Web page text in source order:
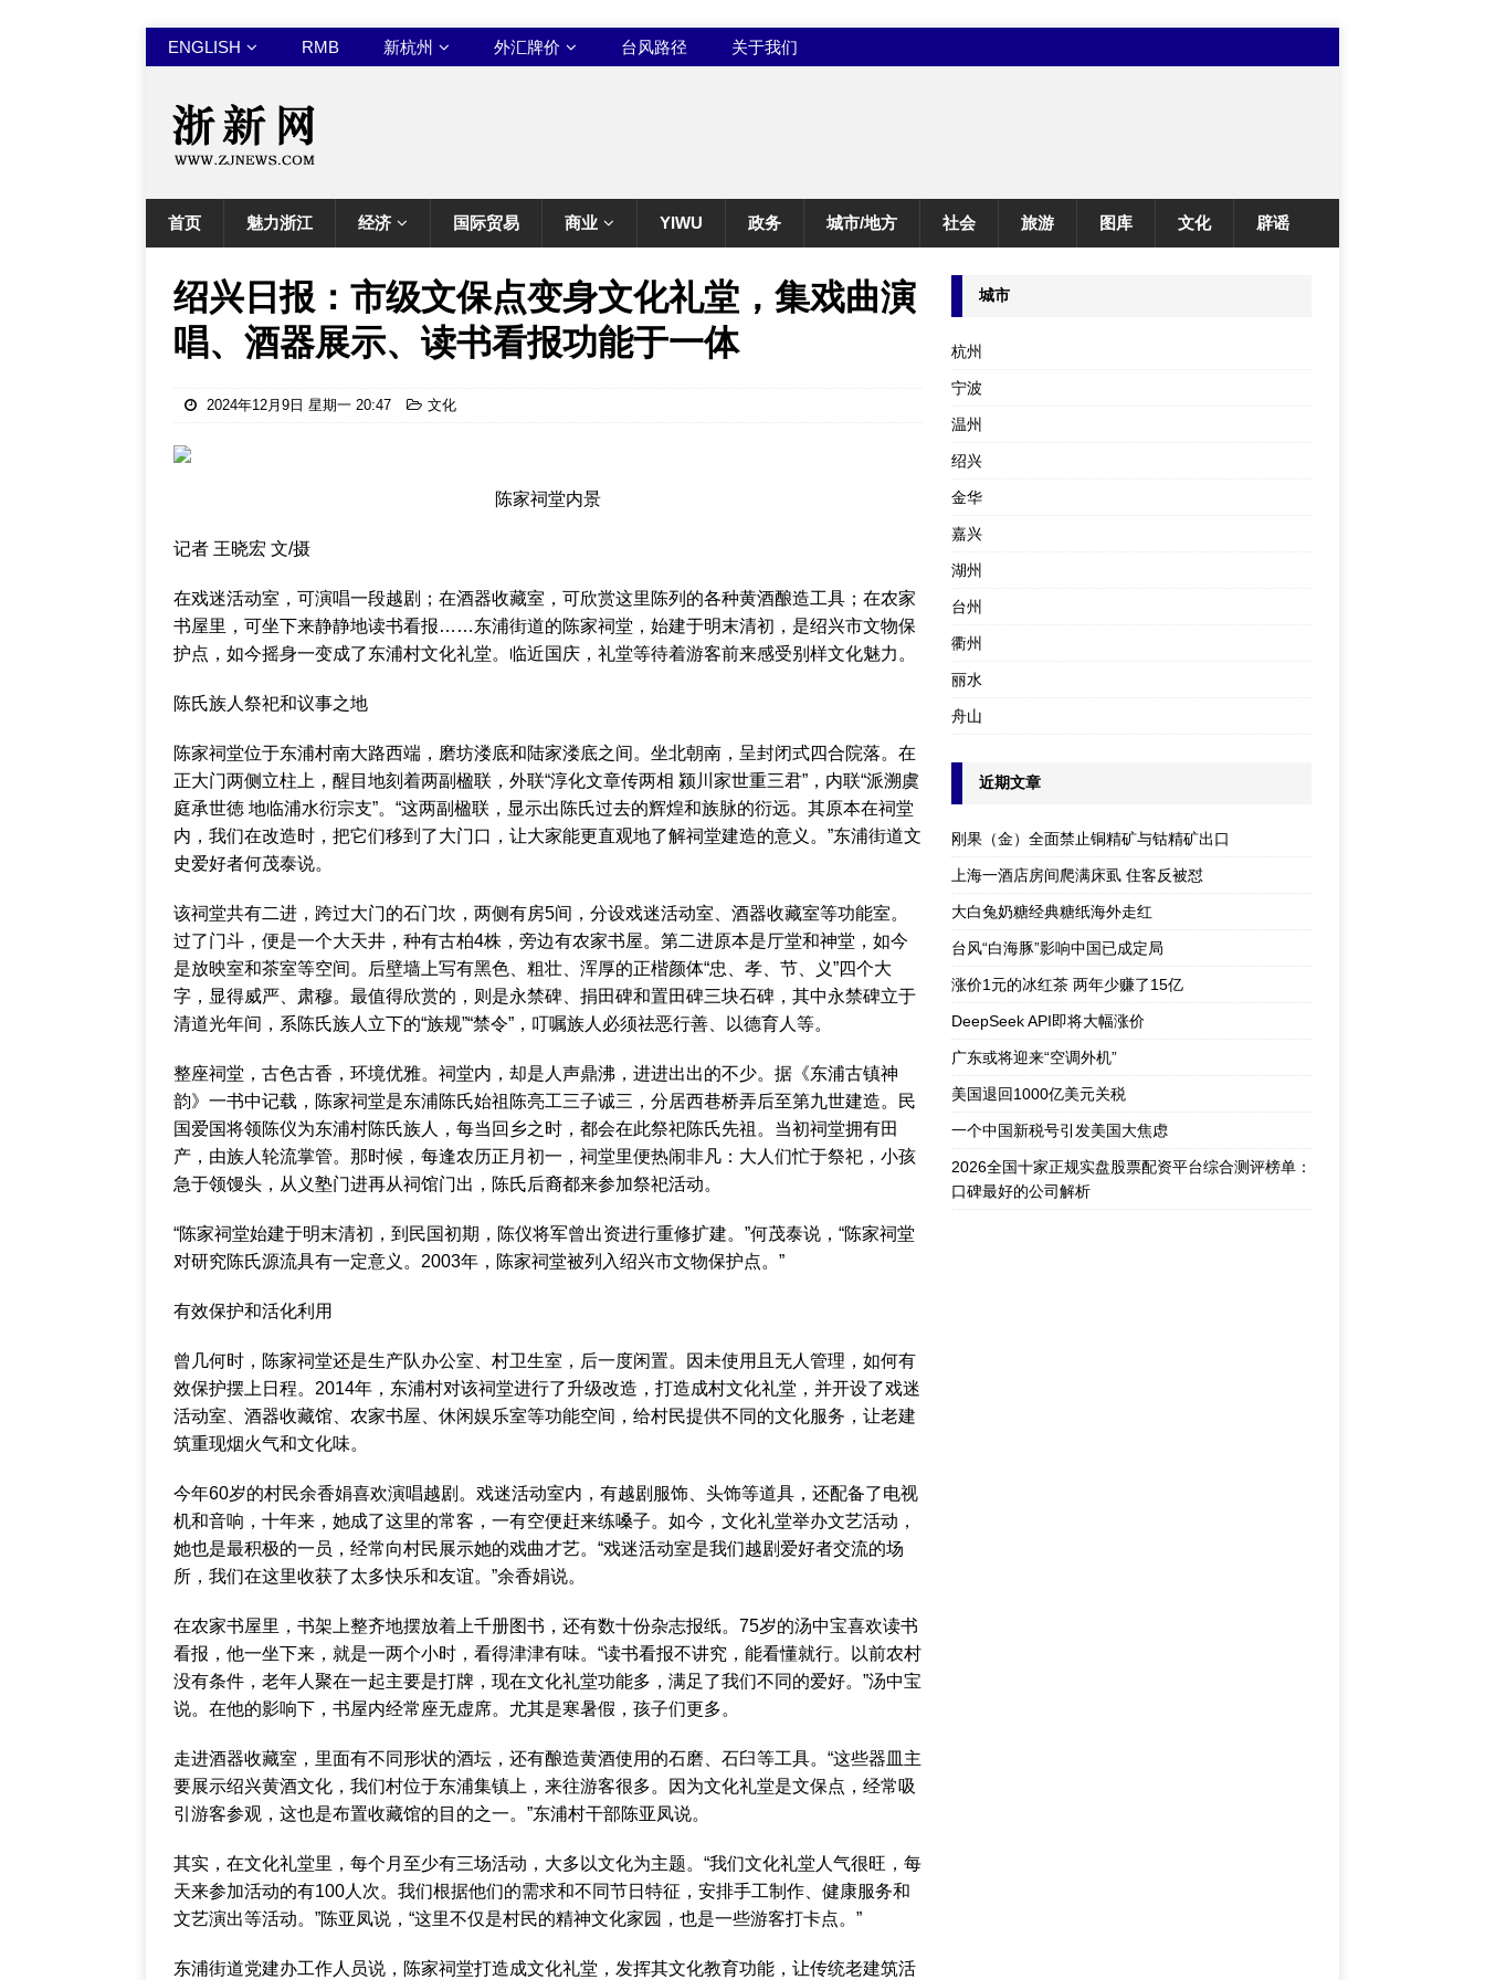
ENGLISH RMB 新杭州 外汇牌价 台风路径 关于我们
首页 魅力浙江 经济 国际贸易 商业 YIWU 政务 城市/地方 社会 旅游 图库 文化 辟谣
绍兴日报：市级文保点变身文化礼堂，集戏曲演
唱、酒器展示、读书看报功能于一体
2024年12月9日 星期一 20:47 文化
陈家祠堂内景
记者 王晓宏 文/摄
在戏迷活动室，可演唱一段越剧；在酒器收藏室，可欣赏这里陈列的各种黄酒酿造工具；在农家
书屋里，可坐下来静静地读书看报……东浦街道的陈家祠堂，始建于明末清初，是绍兴市文物保
护点，如今摇身一变成了东浦村文化礼堂。临近国庆，礼堂等待着游客前来感受别样文化魅力。
陈氏族人祭祀和议事之地
陈家祠堂位于东浦村南大路西端，磨坊溇底和陆家溇底之间。坐北朝南，呈封闭式四合院落。在
正大门两侧立柱上，醒目地刻着两副楹联，外联“淳化文章传两相 颍川家世重三君”，内联“派溯虞
庭承世徳 地临浦水衍宗支”。“这两副楹联，显示出陈氏过去的辉煌和族脉的衍远。其原本在祠堂
内，我们在改造时，把它们移到了大门口，让大家能更直观地了解祠堂建造的意义。”东浦街道文
史爱好者何茂泰说。
该祠堂共有二进，跨过大门的石门坎，两侧有房5间，分设戏迷活动室、酒器收藏室等功能室。
过了门斗，便是一个大天井，种有古柏4株，旁边有农家书屋。第二进原本是厅堂和神堂，如今
是放映室和茶室等空间。后壁墙上写有黑色、粗壮、浑厚的正楷颜体“忠、孝、节、义”四个大
字，显得威严、肃穆。最值得欣赏的，则是永禁碑、捐田碑和置田碑三块石碑，其中永禁碑立于
清道光年间，系陈氏族人立下的“族规”“禁令”，叮嘱族人必须祛恶行善、以德育人等。
整座祠堂，古色古香，环境优雅。祠堂内，却是人声鼎沸，进进出出的不少。据《东浦古镇神
韵》一书中记载，陈家祠堂是东浦陈氏始祖陈亮工三子诚三，分居西巷桥弄后至第九世建造。民
国爱国将领陈仪为东浦村陈氏族人，每当回乡之时，都会在此祭祀陈氏先祖。当初祠堂拥有田
产，由族人轮流掌管。那时候，每逢农历正月初一，祠堂里便热闹非凡：大人们忙于祭祀，小孩
急于领馒头，从义塾门进再从祠馆门出，陈氏后裔都来参加祭祀活动。
“陈家祠堂始建于明末清初，到民国初期，陈仪将军曾出资进行重修扩建。”何茂泰说，“陈家祠堂
对研究陈氏源流具有一定意义。2003年，陈家祠堂被列入绍兴市文物保护点。”
有效保护和活化利用
曾几何时，陈家祠堂还是生产队办公室、村卫生室，后一度闲置。因未使用且无人管理，如何有
效保护摆上日程。2014年，东浦村对该祠堂进行了升级改造，打造成村文化礼堂，并开设了戏迷
活动室、酒器收藏馆、农家书屋、休闲娱乐室等功能空间，给村民提供不同的文化服务，让老建
筑重现烟火气和文化味。
今年60岁的村民余香娟喜欢演唱越剧。戏迷活动室内，有越剧服饰、头饰等道具，还配备了电视
机和音响，十年来，她成了这里的常客，一有空便赶来练嗓子。如今，文化礼堂举办文艺活动，
她也是最积极的一员，经常向村民展示她的戏曲才艺。“戏迷活动室是我们越剧爱好者交流的场
所，我们在这里收获了太多快乐和友谊。”余香娟说。
在农家书屋里，书架上整齐地摆放着上千册图书，还有数十份杂志报纸。75岁的汤中宝喜欢读书
看报，他一坐下来，就是一两个小时，看得津津有味。“读书看报不讲究，能看懂就行。以前农村
没有条件，老年人聚在一起主要是打牌，现在文化礼堂功能多，满足了我们不同的爱好。”汤中宝
说。在他的影响下，书屋内经常座无虚席。尤其是寒暑假，孩子们更多。
走进酒器收藏室，里面有不同形状的酒坛，还有酿造黄酒使用的石磨、石臼等工具。“这些器皿主
要展示绍兴黄酒文化，我们村位于东浦集镇上，来往游客很多。因为文化礼堂是文保点，经常吸
引游客参观，这也是布置收藏馆的目的之一。”东浦村干部陈亚凤说。
其实，在文化礼堂里，每个月至少有三场活动，大多以文化为主题。“我们文化礼堂人气很旺，每
天来参加活动的有100人次。我们根据他们的需求和不同节日特征，安排手工制作、健康服务和
文艺演出等活动。”陈亚凤说，“这里不仅是村民的精神文化家园，也是一些游客打卡点。”
东浦街道党建办工作人员说，陈家祠堂打造成文化礼堂，发挥其文化教育功能，让传统老建筑活
城市
杭州
宁波
温州
绍兴
金华
嘉兴
湖州
台州
衢州
丽水
舟山
近期文章
刚果（金）全面禁止铜精矿与钴精矿出口
上海一酒店房间爬满床虱 住客反被怼
大白兔奶糖经典糖纸海外走红
台风“白海豚”影响中国已成定局
涨价1元的冰红茶 两年少赚了15亿
DeepSeek API即将大幅涨价
广东或将迎来“空调外机”
美国退回1000亿美元关税
一个中国新税号引发美国大焦虑
2026全国十家正规实盘股票配资平台综合测评榜单：
口碑最好的公司解析